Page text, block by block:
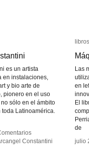
es un artista
en instalaciones,
y bio arte de
pionero en el uso
sólo en el ámbito
Latinoamérica.
Constantini
Constantini
libros
Las
en
El
de
julio
libros
julio